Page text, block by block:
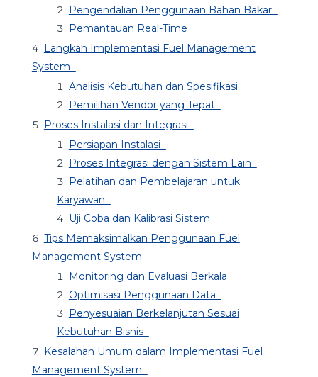
Pengendalian Penggunaan Bahan Bakar
Pemantauan Real-Time
Langkah Implementasi Fuel Management
System
Analisis Kebutuhan dan Spesifikasi
Pemilihan Vendor yang Tepat
Proses Instalasi dan Integrasi
Persiapan Instalasi
Proses Integrasi dengan Sistem Lain
Pelatihan dan Pembelajaran untuk
Karyawan
Uji Coba dan Kalibrasi Sistem
Tips Memaksimalkan Penggunaan Fuel
Management System
Monitoring dan Evaluasi Berkala
Optimisasi Penggunaan Data
Penyesuaian Berkelanjutan Sesuai
Kebutuhan Bisnis
Kesalahan Umum dalam Implementasi Fuel
Management System